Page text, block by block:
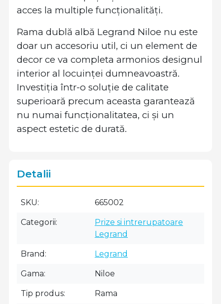
acces la multiple funcționalități.
Rama dublă albă Legrand Niloe nu este
doar un accesoriu util, ci un element de
decor ce va completa armonios designul
interior al locuinței dumneavoastră.
Investiția într-o soluție de calitate
superioară precum aceasta garantează
nu numai funcționalitatea, ci și un
aspect estetic de durată.
Detalii
SKU 665002
Categorii
Prize si intrerupatoare
Legrand
Brand Legrand
Gama Niloe
Tip produs Rama